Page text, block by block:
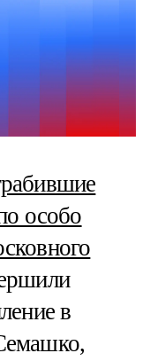
особо
в